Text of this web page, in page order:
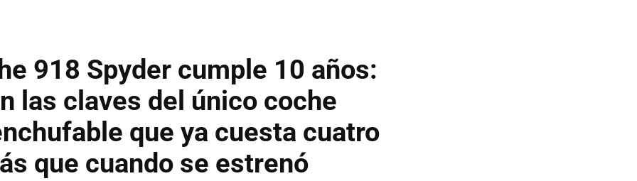
918 Spyder cumple 10 años:
las claves del único coche
que ya cuesta cuatro
que cuando se estrenó